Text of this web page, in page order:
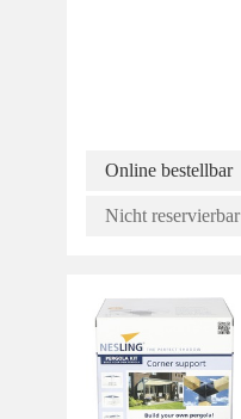
Online bestellbar
Nicht reservierbar